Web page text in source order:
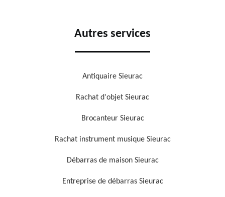
Autres services
Antiquaire Sieurac
Rachat d'objet Sieurac
Brocanteur Sieurac
Rachat instrument musique Sieurac
Débarras de maison Sieurac
Entreprise de débarras Sieurac